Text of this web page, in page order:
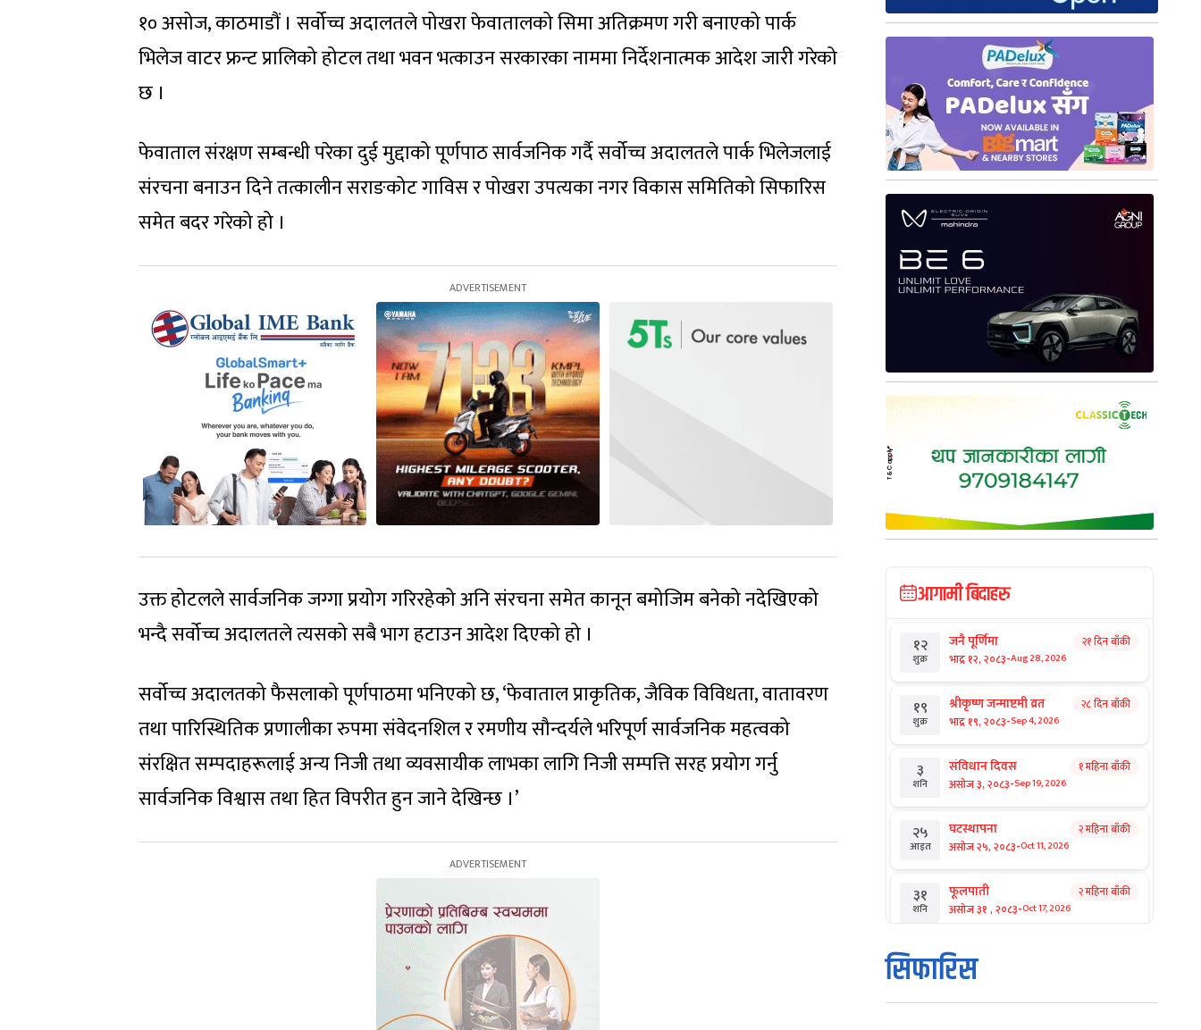
१० असोज, काठमाडौं । सर्वोच्च अदालतले पोखरा फेवातालको सिमा अतिक्रमण गरी बनाएको पार्क
भिलेज वाटर फ्रन्ट प्रालिको होटल तथा भवन भत्काउन सरकारका नाममा निर्देशनात्मक आदेश जारी गरेको
छ ।
फेवाताल संरक्षण सम्बन्धी परेका दुई मुद्दाको पूर्णपाठ सार्वजनिक गर्दै सर्वोच्च अदालतले पार्क भिलेजलाई
संरचना बनाउन दिने तत्कालीन सराङकोट गाविस र पोखरा उपत्यका नगर विकास समितिको सिफारिस
समेत बदर गरेको हो ।
उक्त होटलले सार्वजनिक जग्गा प्रयोग गरिरहेको अनि संरचना समेत कानून बमोजिम बनेको नदेखिएको
भन्दै सर्वोच्च अदालतले त्यसको सबै भाग हटाउन आदेश दिएको हो ।
सर्वोच्च अदालतको फैसलाको पूर्णपाठमा भनिएको छ, ‘फेवाताल प्राकृतिक, जैविक विविधता, वातावरण
तथा पारिस्थितिक प्रणालीका रुपमा संवेदनशिल र रमणीय सौन्दर्यले भरिपूर्ण सार्वजनिक महत्वको
संरक्षित सम्पदाहरूलाई अन्य निजी तथा व्यवसायीक लाभका लागि निजी सम्पत्ति सरह प्रयोग गर्नु
सार्वजनिक विश्वास तथा हित विपरीत हुन जाने देखिन्छ ।’
आगामी बिदाहरु
१२
शुक्र
जनै पूर्णिमा
भाद्र १२, २०८३-Aug 28, 2026
२१ दिन बाँकी
१९
शुक्र
श्रीकृष्ण जन्माष्टमी व्रत
भाद्र १९, २०८३-Sep 4, 2026
२८ दिन बाँकी
३
शनि
संविधान दिवस
असोज ३, २०८३-Sep 19, 2026
१ महिना बाँकी
२५
आइत
घटस्थापना
असोज २५, २०८३-Oct 11, 2026
२ महिना बाँकी
३१
शनि
फूलपाती
असोज ३१ , २०८३-Oct 17, 2026
२ महिना बाँकी
१
आइत
कार्तिक सङ्क्रान्ति
कार्तिक १, २०८३
सिफारिस